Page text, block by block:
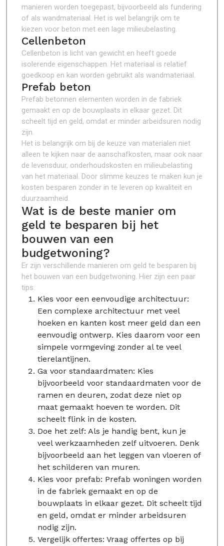
manieren worden toegepast, bijvoorbeeld als fundering
of als wandmateriaal. Het is wel belangrijk om te
kiezen voor beton met een lage milieubelasting.
Cellenbeton
Cellenbeton is licht van gewicht en heeft goede
isolerende eigenschappen. Het materiaal is relatief
goedkoop en kan worden gebruikt als wandmateriaal.
Prefab beton
Prefab betonnen elementen worden in de fabriek
gemaakt en op de bouwplaats in elkaar gezet. Dit
scheelt tijd en geld, omdat er minder arbeidsuren nodig
zijn.
Het is belangrijk om bij de keuze van materialen niet
alleen te kijken naar de aanschafkosten, maar ook naar
de levensduur, onderhoudskosten en milieubelasting
van het materiaal. Door slimme keuzes te maken kun je
kosten besparen zonder in te leveren op kwaliteit en
duurzaamheid.
Wat is de beste manier om
geld te besparen bij het
bouwen van een
budgetwoning?
Er zijn verschillende manieren om geld te besparen bij
het bouwen van een budgetwoning. Hier zijn een paar
tips:
Kies voor een eenvoudige architectuur:
Een complexe architectuur met veel
hoeken en kanten kost meer geld dan een
eenvoudig ontwerp. Kies daarom voor een
simpele vormgeving zonder al te veel
tierelantijnen.
Ga voor standaardmaten: Kies
bijvoorbeeld voor standaardmaten voor de
ramen en deuren, zodat deze niet op
maat gemaakt hoeven te worden. Dit
scheelt flink in de kosten.
Doe het zelf: Als je handig bent, kun je
veel werkzaamheden zelf uitvoeren. Denk
bijvoorbeeld aan het leggen van vloeren of
het schilderen van muren.
Kies voor prefab: Prefab woningen worden
in de fabriek gemaakt en op de
bouwplaats in elkaar gezet. Dit scheelt tijd
en geld, omdat er minder arbeidsuren
nodig zijn.
Vergelijk offertes: Vraag offertes op bij